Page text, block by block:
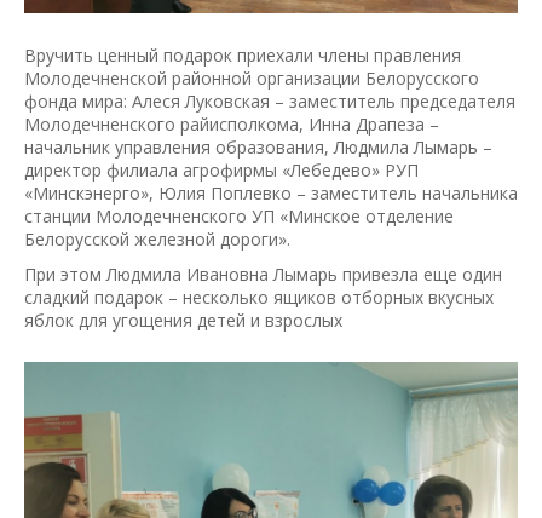
Вручить ценный подарок приехали члены правления
Молодечненской районной организации Белорусского
фонда мира: Алеся Луковская – заместитель председателя
Молодечненского райисполкома, Инна Драпеза –
начальник управления образования, Людмила Лымарь –
директор филиала агрофирмы «Лебедево» РУП
«Минскэнерго», Юлия Поплевко – заместитель начальника
станции Молодечненского УП «Минское отделение
Белорусской железной дороги».
При этом Людмила Ивановна Лымарь привезла еще один
сладкий подарок – несколько ящиков отборных вкусных
яблок для угощения детей и взрослых